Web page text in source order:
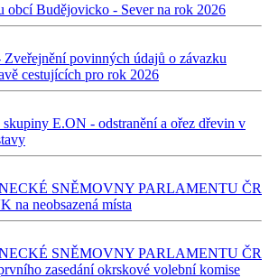
obcí Budějovicko - Sever na rok 2026
povinných údajů o závazku
cestujících pro rok 2026
skupiny E.ON - odstranění a ořez dřevin v
SNĚMOVNY PARLAMENTU ČR
na neobsazená místa
SNĚMOVNY PARLAMENTU ČR
zasedání okrskové volební komise